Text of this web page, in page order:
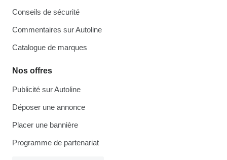
Conseils de sécurité
Commentaires sur Autoline
Catalogue de marques
Nos offres
Publicité sur Autoline
Déposer une annonce
Placer une bannière
Programme de partenariat